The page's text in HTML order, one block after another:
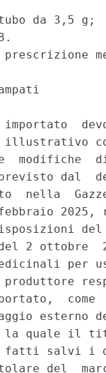
da 3,5 g;
illustrativo
modifiche
previsto dal
nella
2025,
del
del 2
per
esterno
la quale il
fatti
del